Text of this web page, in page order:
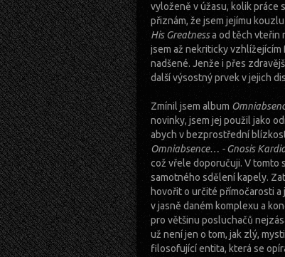
vyloženě v úžasu, kolik práce
přiznám, že jsem jejímu
His Greatnessa od těch vteřin
jsem až nekriticky
nadšené. Jenže i přes
další výsostný prvek v jejich
Zmínil jsem album
novinky, jsem jej použil jako
abych v bezprostřední
Omniabsence… - Gnosis
což vřele doporučuji. V tomto
samotného sdělení kapely.
hovořit o určité přímočarosti a
v jasně daném komplexu a
pro většinu posluchačů
už není jen o tom, jak zlý,
filosofující entita, která se